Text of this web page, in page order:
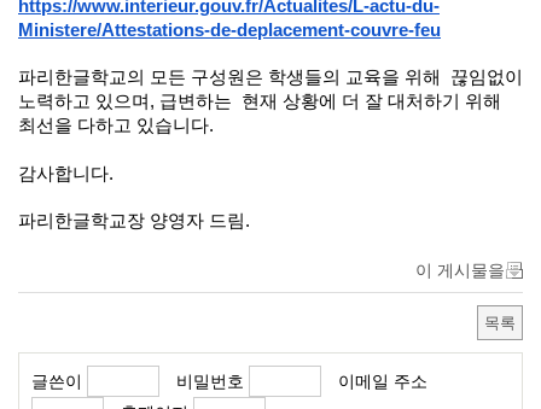
https://www.interieur.gouv.fr/Actualites/L-actu-du-
Ministere/Attestations-de-deplacement-couvre-feu
파리한글학교의 모든 구성원은 학생들의 교육을 위해 끊임없이
노력하고 있으며, 급변하는 현재 상황에 더 잘 대처하기 위해
최선을 다하고 있습니다.
감사합니다.
파리한글학교장 양영자 드림.
이 게시물을
목록
글쓴이 비밀번호
이메일 주소